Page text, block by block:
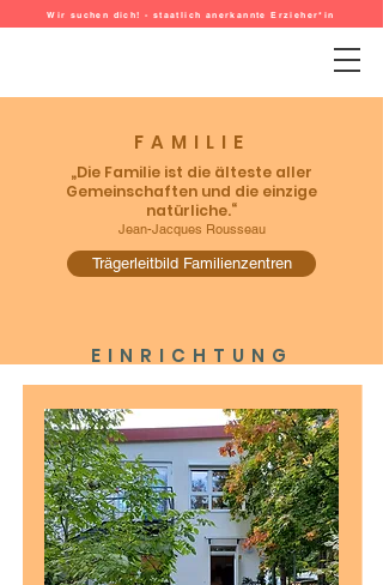
Wir suchen dich! - staatlich anerkannte Erzieher*in
FAMILIE
„Die Familie ist die älteste aller
Gemeinschaften und die einzige
natürliche.“​
Jean-Jacques Rousseau
Trägerleitbild Familienzentren
EINRICHTUNG